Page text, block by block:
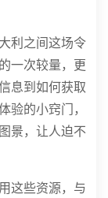
利之间这场令
一次较量，更
息到如何获取
验的小窍门，
景，让人迫不
这些资源，与